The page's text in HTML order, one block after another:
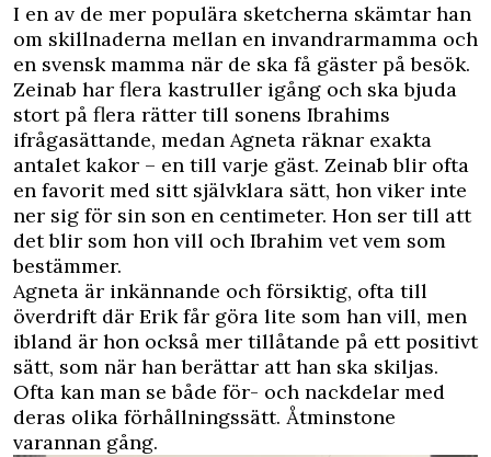
I en av de mer populära sketcherna skämtar han
om skillnaderna mellan en invandrarmamma och
en svensk mamma när de ska få gäster på besök.
Zeinab har flera kastruller igång och ska bjuda
stort på flera rätter till sonens Ibrahims
ifrågasättande, medan Agneta räknar exakta
antalet kakor – en till varje gäst. Zeinab blir ofta
en favorit med sitt självklara sätt, hon viker inte
ner sig för sin son en centimeter. Hon ser till att
det blir som hon vill och Ibrahim vet vem som
bestämmer.
Agneta är inkännande och försiktig, ofta till
överdrift där Erik får göra lite som han vill, men
ibland är hon också mer tillåtande på ett positivt
sätt, som när han berättar att han ska skiljas.
Ofta kan man se både för- och nackdelar med
deras olika förhållningssätt. Åtminstone
varannan gång.